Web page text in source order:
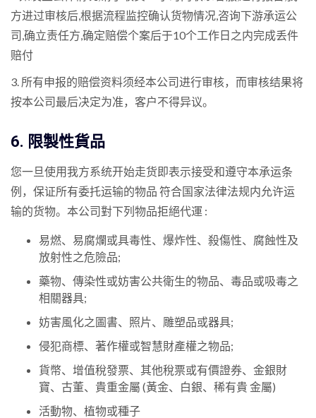
方进过审核后,根据流程监控确认货物情况,咨询下游承运公
司,确立责任方,确定赔偿个案后于10个工作日之内完成丢件
赔付
3. 所有申报的赔偿资料须经本公司进行审核，而审核结果将
按本公司最后决定为准，客户不得异议。
6. 限製性貨品
您一旦使用我方系统开始走货即表示接受和遵守本承运条
例，保证所有委托运输的物品 符合国家法律法规内允许运
输的货物。本公司對下列物品拒絕代運 :
易燃、易腐爛或具毒性、爆炸性、殺傷性、腐蝕性及
放射性之危險品;
藥物、傳染性或妨害公共衛生的物品、毒品或吸毒之
相關器具;
妨害風化之圖書、照片、雕塑品或器具;
侵犯商標、著作權或智慧財產權之物品;
貨幣、增值稅發票、其他稅票或有價證券、金銀財
寶、古董、貴重金屬 (黃金、白銀、稀有貴 金屬)
活動物、植物或種子